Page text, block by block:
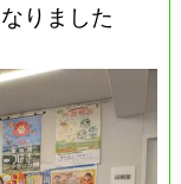
りました